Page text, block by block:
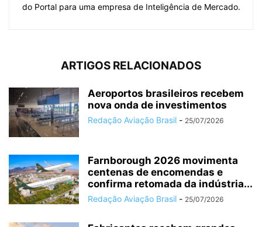
do Portal para uma empresa de Inteligência de Mercado.
ARTIGOS RELACIONADOS
Aeroportos brasileiros recebem
nova onda de investimentos
Redação Aviação Brasil - 25/07/2026
Farnborough 2026 movimenta
centenas de encomendas e
confirma retomada da indústria...
Redação Aviação Brasil - 25/07/2026